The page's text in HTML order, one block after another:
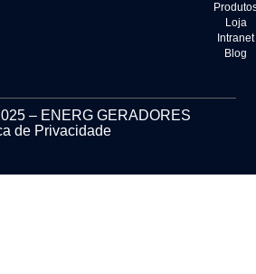
Loja
Intranet
Blog
– ENERG GERADORES
de Privacidade